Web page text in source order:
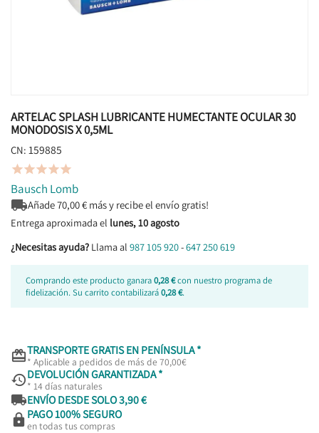
ARTELAC SPLASH LUBRICANTE HUMECTANTE OCULAR 30
MONODOSIS X 0,5ML
CN: 159885

Bausch Lomb
Añade70,00€ más y recibe el envío gratis!
Entrega aproximada el lunes, 10 agosto
¿Necesitas ayuda? Llama al 987 105 920-647 250 619
Comprando este producto ganara0,28 €con nuestro programa de
fidelización. Su carrito contabilizará0,28 €.
TRANSPORTE GRATIS EN PENÍNSULA *
* Aplicable a pedidos de más de 70,00€
DEVOLUCIÓN GARANTIZADA *
* 14 días naturales
ENVÍO DESDE SOLO 3,90 €
 PAGO 100% SEGURO
en todas tus compras